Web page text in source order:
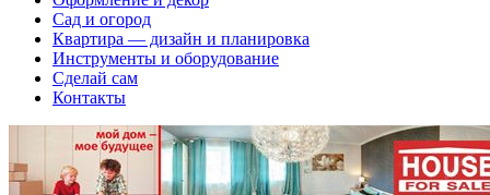
Сад и огород
Квартира — дизайн и планировка
Инструменты и оборудование
Сделай сам
Контакты